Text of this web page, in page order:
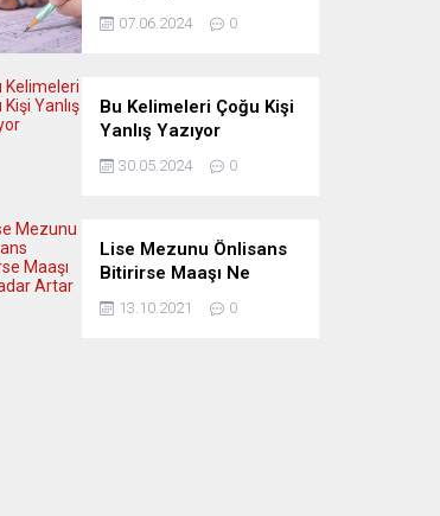
Deneme Sınavı
07.06.2024 0
Bu Kelimeleri Çoğu Kişi
Yanlış Yazıyor
30.05.2024 0
Lise Mezunu Önlisans
Bitirirse Maaşı Ne
Kadar Artar
13.10.2021 0